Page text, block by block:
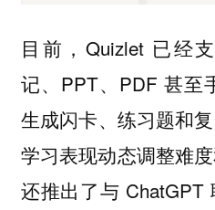
目前，Quizlet 已经
记、PPT、PDF 甚至
生成闪卡、练习题和
学习表现动态调整难
还推出了与 ChatGPT